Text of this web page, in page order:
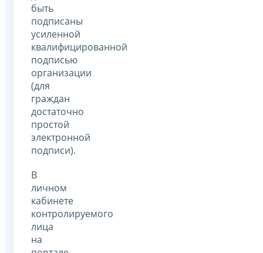
быть
подписаны
усиленной
квалифицированной
подписью
организации
(для
граждан
достаточно
простой
электронной
подписи).
В
личном
кабинете
контролируемого
лица
на